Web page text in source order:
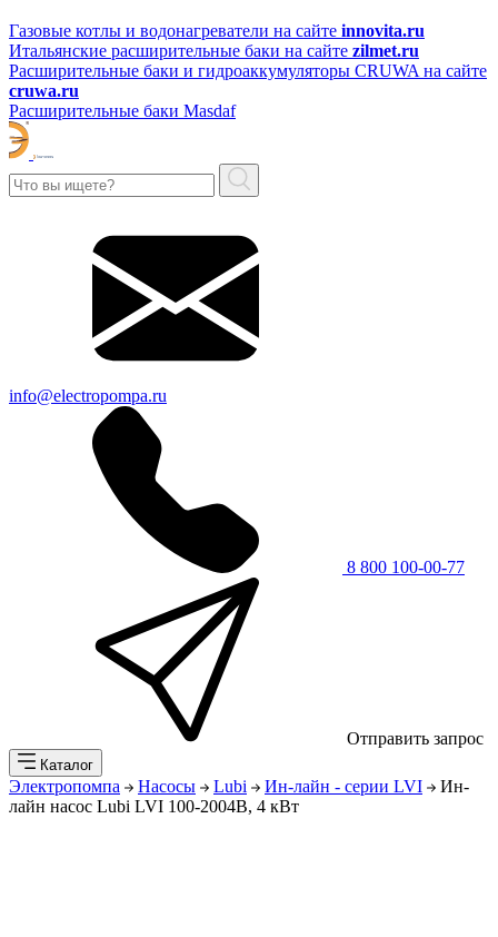
Газовые котлы и водонагреватели на сайте innovita.ru
Итальянские расширительные баки на сайте zilmet.ru
Расширительные баки и гидроаккумуляторы CRUWA на сайте
cruwa.ru
Расширительные баки Masdaf
info@electropompa.ru
8 800 100-00-77
Отправить запрос
Каталог
Электропомпа Насосы Lubi Ин-лайн - серии LVI
Ин-
лайн насос Lubi LVI 100-2004B, 4 кВт